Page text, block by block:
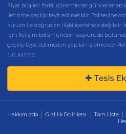
Fiyat bilgileri farklı dönemlerde
iletişime geçilip teyit edilmelidir.
kurum ile doğrudan ilişki içerisinde değildir.
için İletişim bölümünden başvuruda
geçilip teyit edilmeden yapılan işlemlerde
tutulamaz.
Tesis
Hakkımızda Gizlilik Politikası Tam Liste